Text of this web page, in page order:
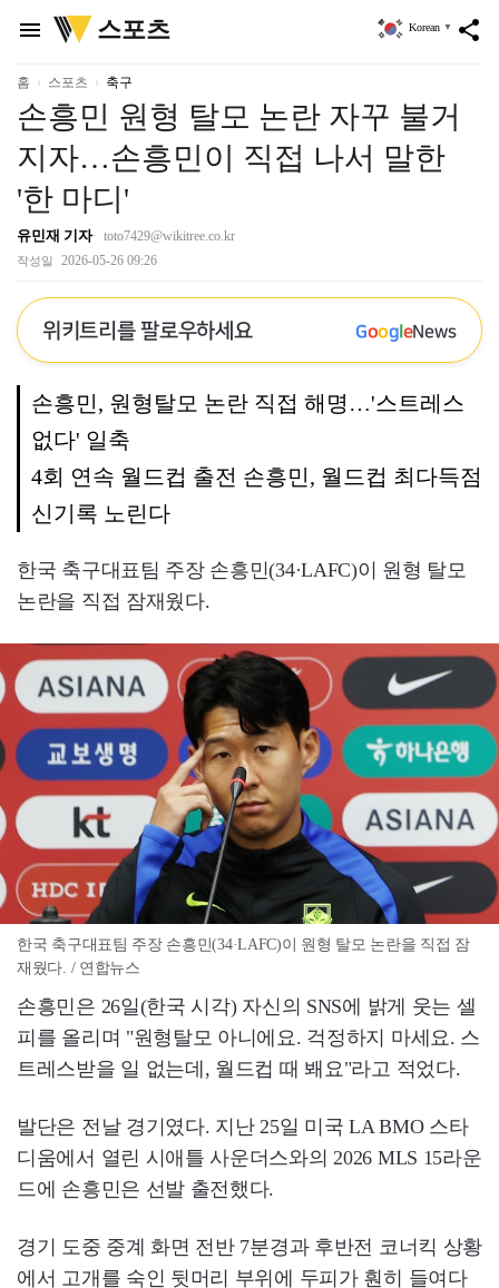
menu
위
키
리
스포츠 share
Korean ▼
홈 스포츠 축구
손흥민 원형 탈모 논란 자꾸 불거
지자…손흥민이 직접 나서 말한
'한 마디'
유민재 기자 toto7429@wikitree.co.kr
작성일 2026-05-26 09:26
위키트리를 팔로우하세요 GoogleNews
손흥민, 원형탈모 논란 직접 해명…'스트레스
없다' 일축
4회 연속 월드컵 출전 손흥민, 월드컵 최다득점
신기록 노린다
한국 축구대표팀 주장 손흥민(34·LAFC)이 원형 탈모
논란을 직접 잠재웠다.
한국 축구대표팀 주장 손흥민(34·LAFC)이 원형 탈모 논란을 직접 잠
재웠다. / 연합뉴스
손흥민은 26일(한국 시각) 자신의 SNS에 밝게 웃는 셀
피를 올리며 "원형탈모 아니에요. 걱정하지 마세요. 스
트레스받을 일 없는데, 월드컵 때 봬요"라고 적었다.
발단은 전날 경기였다. 지난 25일 미국 LA BMO 스타
디움에서 열린 시애틀 사운더스와의 2026 MLS 15라운
드에 손흥민은 선발 출전했다.
경기 도중 중계 화면 전반 7분경과 후반전 코너킥 상황
에서 고개를 숙인 뒷머리 부위에 두피가 훤히 들여다